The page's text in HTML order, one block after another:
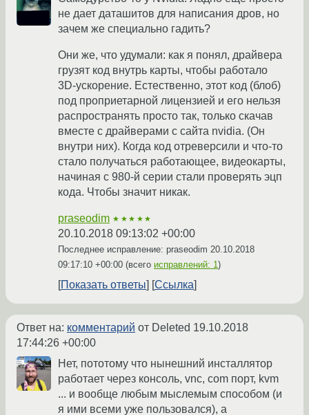
не дает даташитов для написания дров, но
зачем же специально гадить?
Они же, что удумали: как я понял, драйвера
грузят код внутрь карты, чтобы работало
3D-ускорение. Естественно, этот код (блоб)
под проприетарной лицензией и его нельзя
распространять просто так, только скачав
вместе с драйверами с сайта nvidia. (Он
внутри них). Когда код отреверсили и что-то
стало получаться работающее, видеокарты,
начиная с 980-й серии стали проверять эцп
кода. Чтобы значит никак.
praseodim ★★★★★
20.10.2018 09:13:02 +00:00
Последнее исправление: praseodim 20.10.2018
09:17:10 +00:00 (всего исправлений: 1)
Показать ответы Ссылка
Ответ на: комментарий от Deleted 19.10.2018
17:44:26 +00:00
Нет, пототому что нынешний инсталлятор
работает через консоль, vnc, com порт, kvm
... и вообще любым мыслемым способом (и
я ими всеми уже пользовался), а